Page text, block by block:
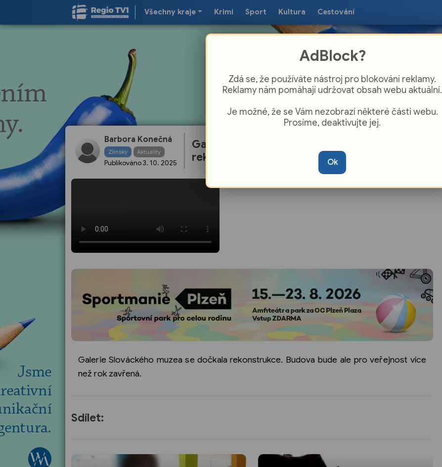
Všechny kraje Krimi Sport Kultura Cestování
Barbora Konečná
Zlínský Aktuality
Publikováno3. 10. 2025
Galerie Slováckého muzea prochází
rekonstrukcí
Galerie Slováckého muzea se dočkala rekonstrukce. Budova bude ale pro veřejnost více
než rok zavřená.
Sdílet:
AdBlock?
Zdá se, že používáte nástroj pro blokování reklamy.
Reklamy nám pomáhají udržovat obsah webu aktuální.
Je možné, že se Vám nezobrazí některé části webu.
Prosíme, deaktivujte jej.
Ok